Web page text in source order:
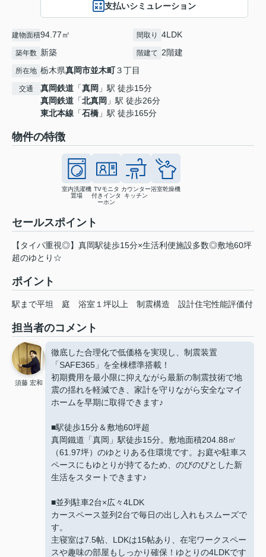
支払いシミュレーション
建物面積94.77㎡ 間取り 4LDK
築年数 新築 階建て 2階建
所在地 栃木県真岡市並木町３丁目
交通 真岡鉄道 「真岡 」駅 徒歩15分
真岡鉄道 「北真岡 」駅 徒歩26分
東北本線 「石橋 」駅 徒歩165分
物件の特徴
室内洗濯機
置場
TVモニタ
付きインタ
ーホン
カウンター
キッチン
浴室乾燥機
セールスポイント
【タイパ重視◎】真岡駅徒歩15分×生活利便施設多数◎敷地60坪
超のゆとり☆
ポイント
駅まで平坦 庭 浴室１坪以上 制震構造 設計住宅性能評価付
担当者のコメント
須藤 宏和
徹底した合理化で低価格を実現し、制震装置
「SAFE365」を全棟標準搭載！
初期費用を最小限に抑えながら最新の制震技術で地
震の揺れを軽減でき、家計を守りながら安全なマイ
ホームを早期に取得できます♪
■駅徒歩15分＆敷地60坪超
真岡鐵道「真岡」駅徒歩15分。敷地面積204.88㎡
（61.97坪）のゆとりある住環境です。お庭や駐車ス
ペースにもゆとりが持てるため、のびのびとした新
生活をスタートできます♪
■並列駐車2台×広々4LDK
カースペース並列2台で毎日の出し入れもスムーズで
す。
主寝室は7.5帖、LDKは15帖あり、在宅ワークスペー
スや趣味の部屋もしっかり確保！ゆとりの4LDKです